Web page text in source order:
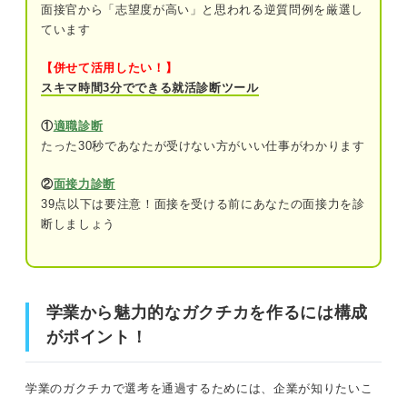
GPAが低くても大丈夫？ 学業のガクチカと成績の
関係
簡単6ステップ！ 学業のガクチカの基本構成
②動機：その学業に取り組んだ理由
④行動：具体的な工夫や行動
⑤結論：学業への取り組みの結果
⑥学び：その学業エピソードから学んだこ
と
面接官から「志望度が高い」と思われる逆質問例を厳選し
ています
【併せて活用したい！】
スキマ時間3分でできる就活診断ツール
①適職診断
たった30秒であなたが受けない方がいい仕事がわかります
②面接力診断
39点以下は要注意！面接を受ける前にあなたの面接力を診
断しましょう
学業から魅力的なガクチカを作るには構成
がポイント！
学業のガクチカで選考を通過するためには、企業が知りたいこ
学業のガクチカを考える前に！ 企業がガクチカを聞く2つ
の理由